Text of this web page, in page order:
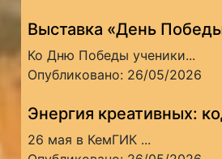
Выставка «День
Ко Дню Победы ученики...
Опубликовано: 26/05/2026
Энергия креативных:
26 мая в КемГИК ...